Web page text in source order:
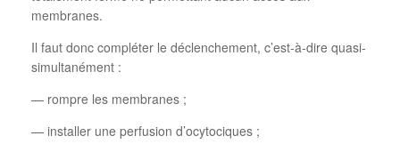
membranes.
Il faut donc compléter le déclenchement, c’est-à-dire quasi-
simultanément :
— rompre les membranes ;
— installer une perfusion d’ocytociques ;